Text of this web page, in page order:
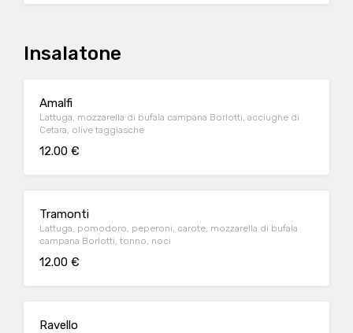
Insalatone
Amalfi
Lattuga, mozzarella di bufala campana Borlotti, acciughe di
Cetara, olive taggiasche
12.00 €
Tramonti
Lattuga, pomodoro, peperoni, carote, mozzarella di bufala
campana Borlotti, tonno, noci
12.00 €
Ravello